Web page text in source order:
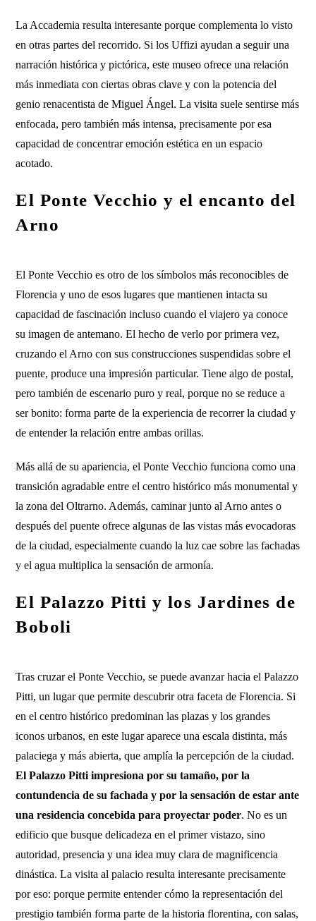
La Accademia resulta interesante porque complementa lo visto
en otras partes del recorrido. Si los Uffizi ayudan a seguir una
narración histórica y pictórica, este museo ofrece una relación
más inmediata con ciertas obras clave y con la potencia del
genio renacentista de Miguel Ángel. La visita suele sentirse más
enfocada, pero también más intensa, precisamente por esa
capacidad de concentrar emoción estética en un espacio
acotado.
El Ponte Vecchio y el encanto del
Arno
El Ponte Vecchio es otro de los símbolos más reconocibles de
Florencia y uno de esos lugares que mantienen intacta su
capacidad de fascinación incluso cuando el viajero ya conoce
su imagen de antemano. El hecho de verlo por primera vez,
cruzando el Arno con sus construcciones suspendidas sobre el
puente, produce una impresión particular. Tiene algo de postal,
pero también de escenario puro y real, porque no se reduce a
ser bonito: forma parte de la experiencia de recorrer la ciudad y
de entender la relación entre ambas orillas.
Más allá de su apariencia, el Ponte Vecchio funciona como una
transición agradable entre el centro histórico más monumental y
la zona del Oltrarno. Además, caminar junto al Arno antes o
después del puente ofrece algunas de las vistas más evocadoras
de la ciudad, especialmente cuando la luz cae sobre las fachadas
y el agua multiplica la sensación de armonía.
El Palazzo Pitti y los Jardines de
Boboli
Tras cruzar el Ponte Vecchio, se puede avanzar hacia el Palazzo
Pitti, un lugar que permite descubrir otra faceta de Florencia. Si
en el centro histórico predominan las plazas y los grandes
iconos urbanos, en este lugar aparece una escala distinta, más
palaciega y más abierta, que amplía la percepción de la ciudad.
El Palazzo Pitti impresiona por su tamaño, por la
contundencia de su fachada y por la sensación de estar ante
una residencia concebida para proyectar poder. No es un
edificio que busque delicadeza en el primer vistazo, sino
autoridad, presencia y una idea muy clara de magnificencia
dinástica. La visita al palacio resulta interesante precisamente
por eso: porque permite entender cómo la representación del
prestigio también forma parte de la historia florentina, con salas,